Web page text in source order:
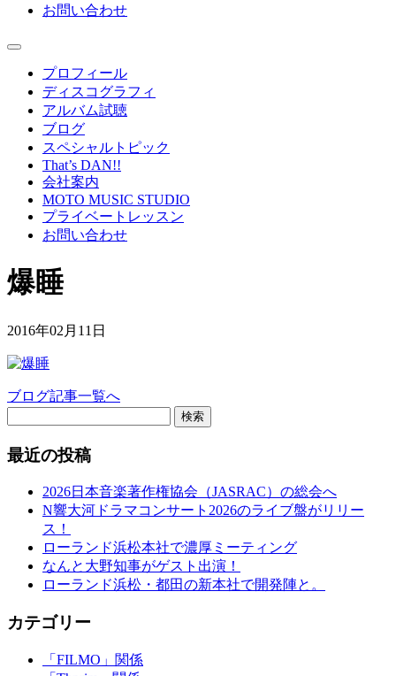
お問い合わせ
プロフィール
ディスコグラフィ
アルバム試聴
ブログ
スペシャルトピック
That’s DAN!!
会社案内
MOTO MUSIC STUDIO
プライベートレッスン
お問い合わせ
爆睡
2016年02月11日
ブログ記事一覧へ
検索
最近の投稿
2026日本音楽著作権協会（JASRAC）の総会へ
N響大河ドラマコンサート2026のライブ盤がリリー
ス！
ローランド浜松本社で濃厚ミーティング
なんと大野知事がゲスト出演！
ローランド浜松・都田の新本社で開発陣と。
カテゴリー
「FILMO」関係